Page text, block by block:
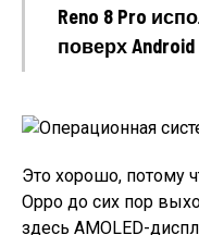
Reno 8 Pro
поверх Android
Это хорошо, потому
Oppo до сих пор
здесь AMOLED-